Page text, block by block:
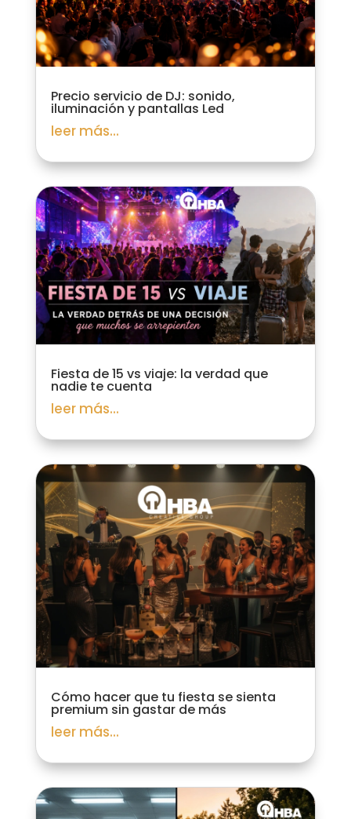
Precio servicio de DJ: sonido,
iluminación y pantallas Led
leer más...
Fiesta de 15 vs viaje: la verdad que
nadie te cuenta
leer más...
Cómo hacer que tu fiesta se sienta
premium sin gastar de más
leer más...